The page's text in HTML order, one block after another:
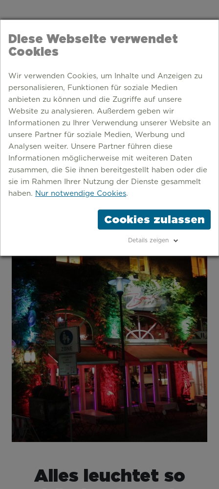
Diese Webseite verwendet
Cookies
Wir verwenden Cookies, um Inhalte und Anzeigen zu
personalisieren, Funktionen für soziale Medien
anbieten zu können und die Zugriffe auf unsere
Website zu analysieren. Außerdem geben wir
Informationen zu Ihrer Verwendung unserer Website an
unsere Partner für soziale Medien, Werbung und
Analysen weiter. Unsere Partner führen diese
Informationen möglicherweise mit weiteren Daten
zusammen, die Sie ihnen bereitgestellt haben oder die
sie im Rahmen Ihrer Nutzung der Dienste gesammelt
haben. Nur notwendige Cookies.
Cookies zulassen
Details zeigen
Alles leuchtet so